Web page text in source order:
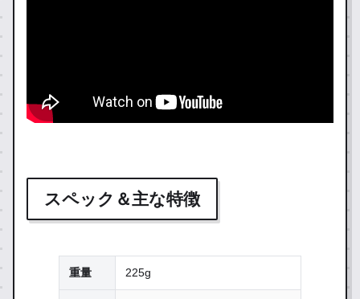
スペック＆主な特徴
重量 225g